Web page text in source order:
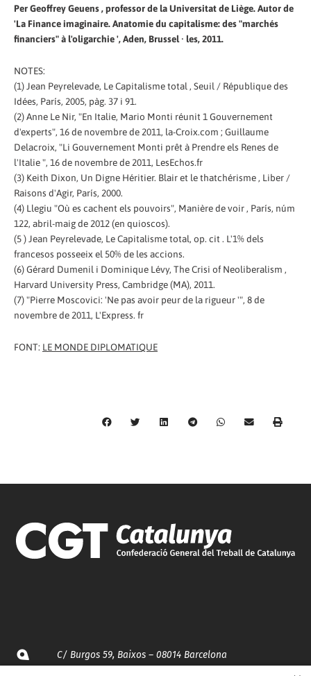
Per Geoffrey Geuens , professor de la Universitat de Liège. Autor de
'La Finance imaginaire. Anatomie du capitalisme: des "marchés
financiers" à l'oligarchie ', Aden, Brussel · les, 2011.
NOTES:
(1) Jean Peyrelevade, Le Capitalisme total , Seuil / République des
Idées, París, 2005, pàg. 37 i 91.
(2) Anne Le Nir, "En Italie, Mario Monti réunit 1 Gouvernement
d'experts", 16 de novembre de 2011, la-Croix.com ; Guillaume
Delacroix, "Li Gouvernement Monti prêt à Prendre els Renes de
l'Italie ", 16 de novembre de 2011, LesEchos.fr
(3) Keith Dixon, Un Digne Héritier. Blair et le thatchérisme , Liber /
Raisons d'Agir, París, 2000.
(4) Llegiu "Où es cachent els pouvoirs", Manière de voir , París, núm
122, abril-maig de 2012 (en quioscos).
(5 ) Jean Peyrelevade, Le Capitalisme total, op. cit . L'1% dels
francesos posseeix el 50% de les accions.
(6) Gérard Dumenil i Dominique Lévy, The Crisi of Neoliberalism ,
Harvard University Press, Cambridge (MA), 2011.
(7) "Pierre Moscovici: 'Ne pas avoir peur de la rigueur '", 8 de
novembre de 2011, L'Express. fr
FONT: LE MONDE DIPLOMATIQUE
C/ Burgos 59, Baixos – 08014 Barcelona